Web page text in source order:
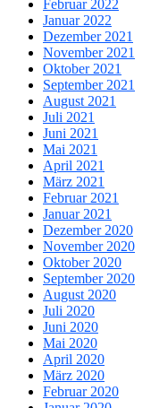
Februar 2022
Januar 2022
Dezember 2021
November 2021
Oktober 2021
September 2021
August 2021
Juli 2021
Juni 2021
Mai 2021
April 2021
März 2021
Februar 2021
Januar 2021
Dezember 2020
November 2020
Oktober 2020
September 2020
August 2020
Juli 2020
Juni 2020
Mai 2020
April 2020
März 2020
Februar 2020